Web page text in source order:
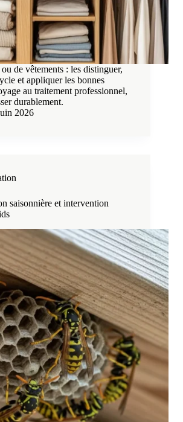
de vêtements : les distinguer,
et appliquer les bonnes
au traitement professionnel,
durablement.
2026
saisonnière et intervention